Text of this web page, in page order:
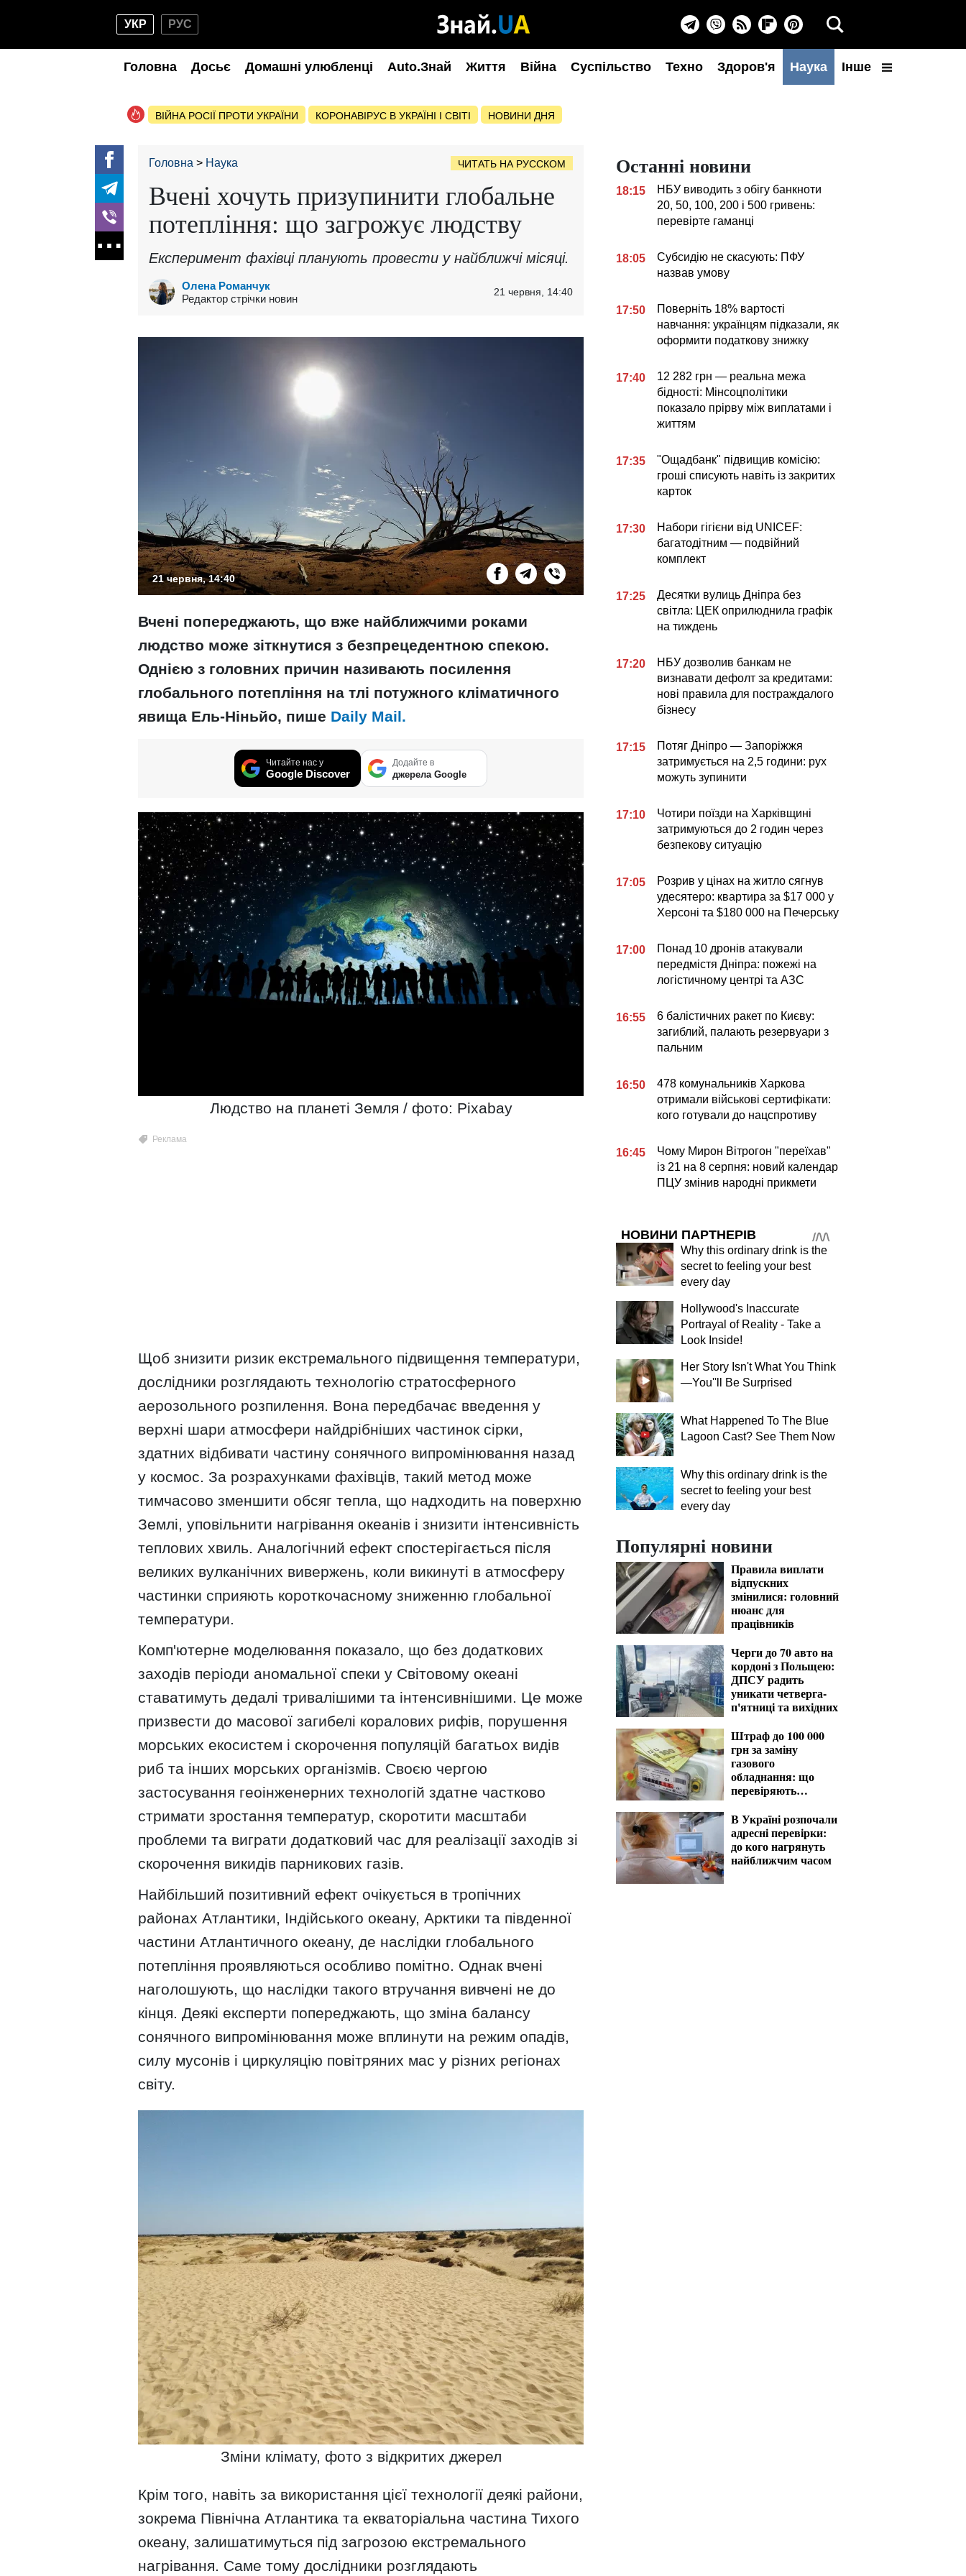
УКР РУС
Головна Досьє Домашні улюбленці Auto.Знай Життя Війна Суспільство Техно Здоров'я Наука Інше
ВІЙНА РОСІЇ ПРОТИ УКРАЇНИ КОРОНАВІРУС В УКРАЇНІ І СВІТІ НОВИНИ ДНЯ
Головна Наука ЧИТАТЬ НА РУССКОМ
Вчені хочуть призупинити глобальне
потепління: що загрожує людству
Експеримент фахівці планують провести у найближчі місяці.
Олена Романчук
Редактор стрічки новин
21 червня, 14:40
21 червня, 14:40
Вчені попереджають, що вже найближчими роками
людство може зіткнутися з безпрецедентною спекою.
Однією з головних причин називають посилення
глобального потепління на тлі потужного кліматичного
явища Ель-Ніньйо, пише Daily Mail.
Читайте нас у
Google Discover
Додайте в
джерела Google
Людство на планеті Земля / фото: Pixabay
Щоб знизити ризик екстремального підвищення температури,
дослідники розглядають технологію стратосферного
аерозольного розпилення. Вона передбачає введення у
верхні шари атмосфери найдрібніших частинок сірки,
здатних відбивати частину сонячного випромінювання назад
у космос. За розрахунками фахівців, такий метод може
тимчасово зменшити обсяг тепла, що надходить на поверхню
Землі, уповільнити нагрівання океанів і знизити інтенсивність
теплових хвиль. Аналогічний ефект спостерігається після
великих вулканічних вивержень, коли викинуті в атмосферу
частинки сприяють короткочасному зниженню глобальної
температури.
Комп'ютерне моделювання показало, що без додаткових
заходів періоди аномальної спеки у Світовому океані
ставатимуть дедалі тривалішими та інтенсивнішими. Це може
призвести до масової загибелі коралових рифів, порушення
морських екосистем і скорочення популяцій багатьох видів
риб та інших морських організмів. Своєю чергою
застосування геоінженерних технологій здатне частково
стримати зростання температур, скоротити масштаби
проблеми та виграти додатковий час для реалізації заходів зі
скорочення викидів парникових газів.
Найбільший позитивний ефект очікується в тропічних
районах Атлантики, Індійського океану, Арктики та південної
частини Атлантичного океану, де наслідки глобального
потепління проявляються особливо помітно. Однак вчені
наголошують, що наслідки такого втручання вивчені не до
кінця. Деякі експерти попереджають, що зміна балансу
сонячного випромінювання може вплинути на режим опадів,
силу мусонів і циркуляцію повітряних мас у різних регіонах
світу.
Зміни клімату, фото з відкритих джерел
Крім того, навіть за використання цієї технології деякі райони,
зокрема Північна Атлантика та екваторіальна частина Тихого
океану, залишатимуться під загрозою екстремального
нагрівання. Саме тому дослідники розглядають
Останні новини
18:15
НБУ виводить з обігу банкноти
20, 50, 100, 200 і 500 гривень:
перевірте гаманці
18:05
Субсидію не скасують: ПФУ
назвав умову
17:50
Поверніть 18% вартості
навчання: українцям підказали, як
оформити податкову знижку
17:40
12 282 грн — реальна межа
бідності: Мінсоцполітики
показало прірву між виплатами і
життям
17:35
"Ощадбанк" підвищив комісію:
гроші списують навіть із закритих
карток
17:30
Набори гігієни від UNICEF:
багатодітним — подвійний
комплект
17:25
Десятки вулиць Дніпра без
світла: ЦЕК оприлюднила графік
на тиждень
17:20
НБУ дозволив банкам не
визнавати дефолт за кредитами:
нові правила для постраждалого
бізнесу
17:15
Потяг Дніпро — Запоріжжя
затримується на 2,5 години: рух
можуть зупинити
17:10
Чотири поїзди на Харківщині
затримуються до 2 годин через
безпекову ситуацію
17:05
Розрив у цінах на житло сягнув
удесятеро: квартира за $17 000 у
Херсоні та $180 000 на Печерську
17:00
Понад 10 дронів атакували
передмістя Дніпра: пожежі на
логістичному центрі та АЗС
16:55
6 балістичних ракет по Києву:
загиблий, палають резервуари з
пальним
16:50
478 комунальників Харкова
отримали військові сертифікати:
кого готували до нацспротиву
16:45
Чому Мирон Вітрогон "переїхав"
із 21 на 8 серпня: новий календар
ПЦУ змінив народні прикмети
НОВИНИ ПАРТНЕРІВ
Why this ordinary drink is the
secret to feeling your best
every day
Hollywood's Inaccurate
Portrayal of Reality - Take a
Look Inside!
Her Story Isn't What You Think
—You''ll Be Surprised
What Happened To The Blue
Lagoon Cast? See Them Now
Why this ordinary drink is the
secret to feeling your best
every day
Популярні новини
Правила виплати
відпускних
змінилися: головний
нюанс для
працівників
Черги до 70 авто на
кордоні з Польщею:
ДПСУ радить
уникати четверга-
п'ятниці та вихідних
Штраф до 100 000
грн за заміну
газового
обладнання: що
перевіряють
В Україні розпочали
адресні перевірки:
до кого нагрянуть
найближчим часом